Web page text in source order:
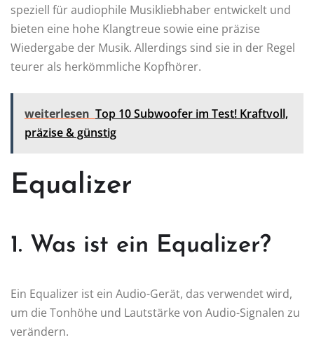
speziell für audiophile Musikliebhaber entwickelt und
bieten eine hohe Klangtreue sowie eine präzise
Wiedergabe der Musik. Allerdings sind sie in der Regel
teurer als herkömmliche Kopfhörer.
weiterlesen Top 10 Subwoofer im Test! Kraftvoll,
präzise & günstig
Equalizer
1. Was ist ein Equalizer?
Ein Equalizer ist ein Audio-Gerät, das verwendet wird,
um die Tonhöhe und Lautstärke von Audio-Signalen zu
verändern.